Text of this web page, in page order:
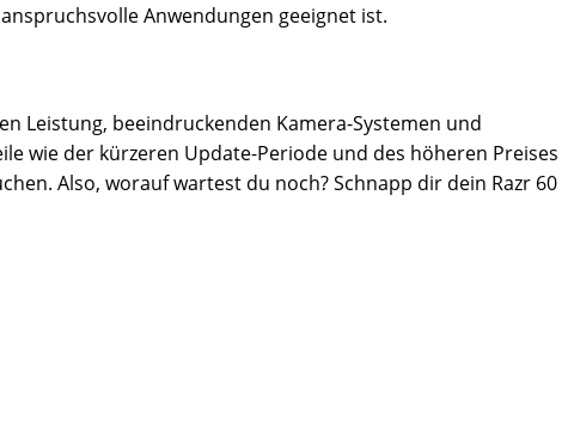
Anwendungen geeignet ist.
Leistung, beeindruckenden Kamera-Systemen und
wie der kürzeren Update-Periode und des höheren Preises
Also, worauf wartest du noch? Schnapp dir dein Razr 60